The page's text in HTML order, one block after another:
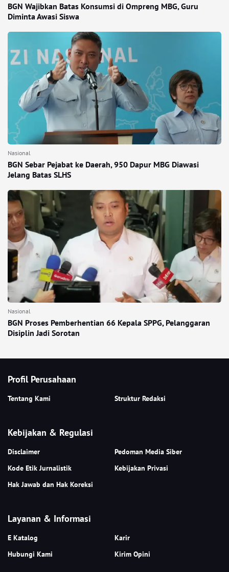
BGN Wajibkan Batas Konsumsi di Ompreng MBG, Guru
Diminta Awasi Siswa
Nasional
BGN Sebar Pejabat ke Daerah, 950 Dapur MBG Diawasi
Jelang Batas SLHS
Nasional
BGN Proses Pemberhentian 66 Kepala SPPG, Pelanggaran
Disiplin Jadi Sorotan
Profil Perusahaan
Tentang Kami Struktur Redaksi
Kebijakan & Regulasi
Disclaimer
Pedoman Media Siber
Kode Etik Jurnalistik
Kebijakan Privasi
Hak Jawab dan Hak Koreksi
Layanan & Informasi
E Katalog
Karir
Hubungi Kami
Kirim Opini